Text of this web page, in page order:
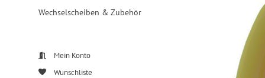
Wechselscheiben & Zubehör
Mein Konto
Wunschliste